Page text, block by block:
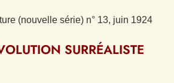
(nouvelle série) n° 13, juin 1924
SURRÉALISTE